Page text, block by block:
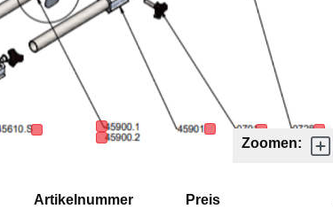
Zoomen:
Artikelnummer Preis